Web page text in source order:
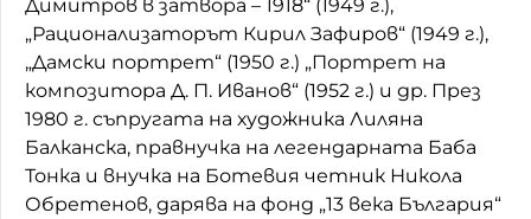
Димитров в затвора – 1918“ (1949 г.),
„Рационализаторът Кирил Зафиров“ (1949 г.),
„Дамски портрет“ (1950 г.) „Портрет на
композитора Д. П. Иванов“ (1952 г.) и др. През
1980 г. съпругата на художника Лиляна
Балканска, правнучка на легендарната Баба
Тонка и внучка на Ботевия четник Никола
Обретенов, дарява на фонд „13 века България“